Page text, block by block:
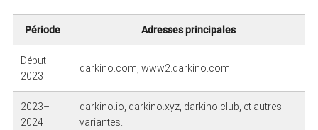
Période Adresses principales
Début
2023
darkino.com, www2.darkino.com
2023–
2024
darkino.io, darkino.xyz, darkino.club, et autres
variantes.